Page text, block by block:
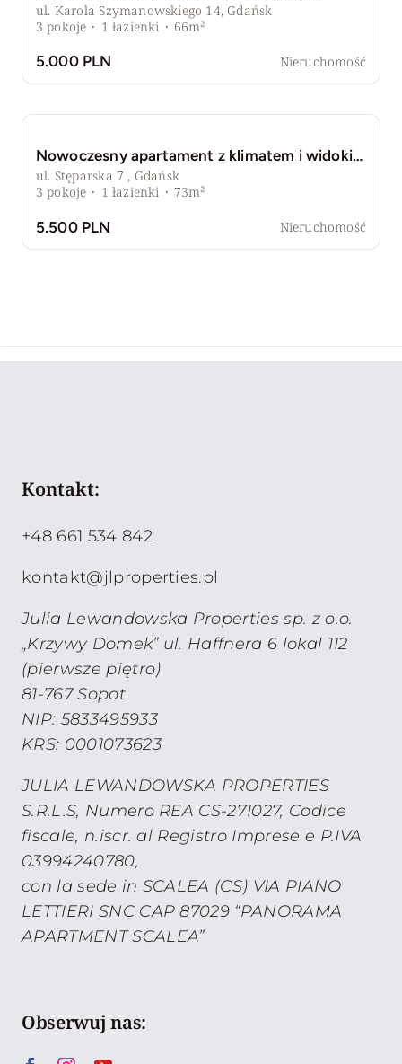
ul. Karola Szymanowskiego 14, Gdańsk
3 pokoje · 1 łazienki · 66m²
5.000 PLN Nieruchomość
Nowoczesny apartament z klimatem i widokiem
ul. Stęparska 7 , Gdańsk
3 pokoje · 1 łazienki · 73m²
5.500 PLN Nieruchomość
Kontakt:
+48 661 534 842
kontakt@jlproperties.pl
Julia Lewandowska Properties sp. z o.o.
„Krzywy Domek” ul. Haffnera 6 lokal 112
(pierwsze piętro)
81-767 Sopot
NIP: 5833495933
KRS: 0001073623
JULIA LEWANDOWSKA PROPERTIES
S.R.L.S, Numero REA CS-271027, Codice
fiscale, n.iscr. al Registro Imprese e P.IVA
03994240780,
con la sede in SCALEA (CS) VIA PIANO
LETTIERI SNC CAP 87029 “PANORAMA
APARTMENT SCALEA”
Obserwuj nas: